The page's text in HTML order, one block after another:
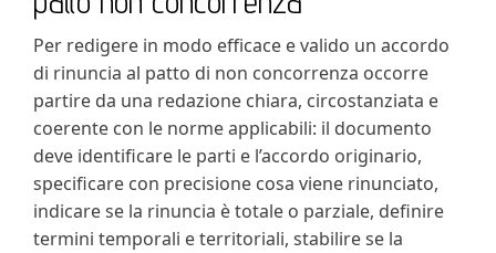
Per redigere in modo efficace e valido un accordo
di rinuncia al patto di non concorrenza occorre
partire da una redazione chiara, circostanziata e
coerente con le norme applicabili: il documento
deve identificare le parti e l’accordo originario,
specificare con precisione cosa viene rinunciato,
indicare se la rinuncia è totale o parziale, definire
termini temporali e territoriali, stabilire se la